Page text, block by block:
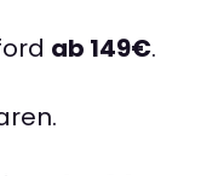
ab 149€.